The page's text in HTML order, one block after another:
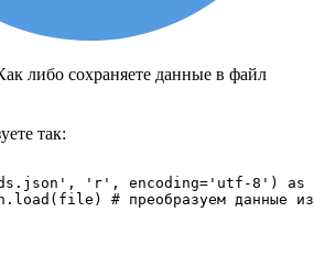
либо сохраняете данные в файл
так:
'r', encoding='utf-8') as
# преобразуем данные